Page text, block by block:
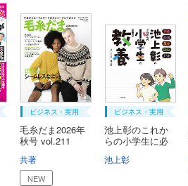
ビジネス・実用
毛糸だま2026年
秋号 vol.211
共著
NEW
ビジネス・実用
池上彰のこれか
らの小学生に必
池上彰